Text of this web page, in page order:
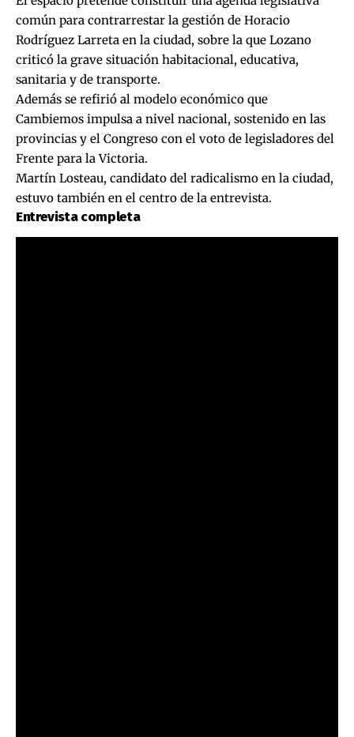
común para contrarrestar la gestión de Horacio
Rodríguez Larreta en la ciudad, sobre la que Lozano
criticó la grave situación habitacional, educativa,
sanitaria y de transporte.
Además se refirió al modelo económico que
Cambiemos impulsa a nivel nacional, sostenido en las
provincias y el Congreso con el voto de legisladores del
Frente para la Victoria.
Martín Losteau, candidato del radicalismo en la ciudad,
estuvo también en el centro de la entrevista.
Entrevista completa